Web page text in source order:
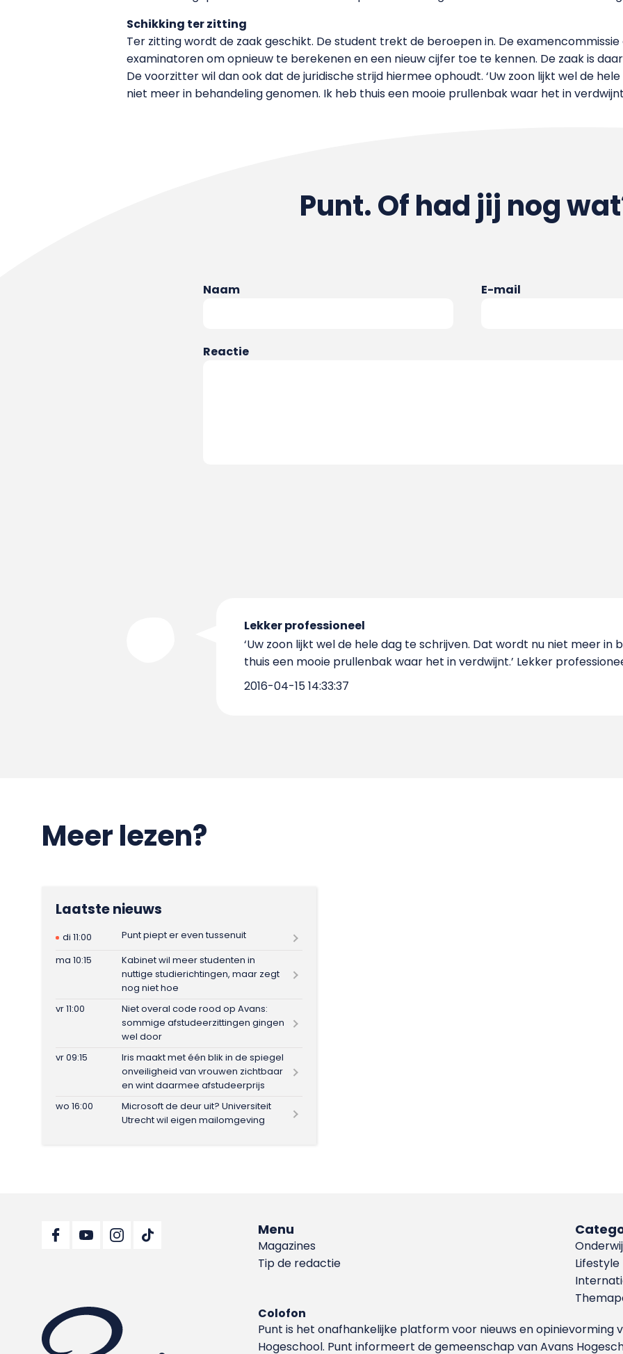
Schikking ter zitting
Ter zitting wordt de zaak geschikt. De student trekt de beroepen in. De
examinatoren om opnieuw te berekenen en een nieuw cijfer toe te kennen. De zaak is
De voorzitter wil dan ook dat de juridische strijd hiermee ophoudt. ‘Uw zoon lijkt wel de
niet meer in behandeling genomen. Ik heb thuis een mooie prullenbak waar het in
Punt. Of had jij nog
Naam E-mail
Reactie
Lekker professioneel
‘Uw zoon lijkt wel de hele dag te schrijven. Dat wordt nu niet meer in
thuis een mooie prullenbak waar het in verdwijnt.’ Lekker
2016-04-15 14:33:37
Meer lezen?
Laatste nieuws
di 11:00
Punt piept er even tussenuit
ma 10:15
Kabinet wil meer studenten in
nuttige studierichtingen, maar zegt
nog niet hoe
vr 11:00
Niet overal code rood op Avans:
sommige afstudeerzittingen gingen
wel door
vr 09:15
Iris maakt met één blik in de spiegel
onveiligheid van vrouwen zichtbaar
en wint daarmee afstudeerprijs
wo 16:00
Microsoft de deur uit? Universiteit
Utrecht wil eigen mailomgeving
Menu
Magazines
Tip de redactie
Lifestyle
Colofon
Punt is het onafhankelijke platform voor nieuws en
Hoge­school. Punt informeert de gemeenschap van Avans